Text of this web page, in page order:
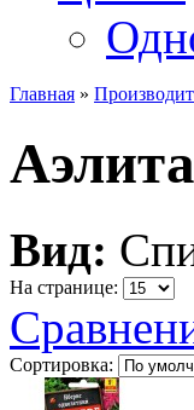
Главная »
Аэлита
Вид:
На странице:
Сортировка: